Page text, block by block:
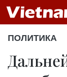
ПОЛИТИКА